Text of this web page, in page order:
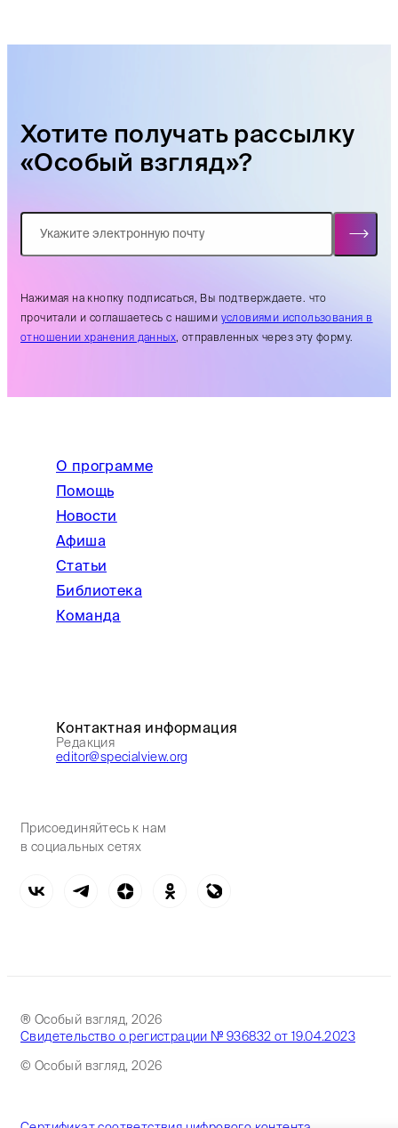
Хотите получать рассылку
«Особый взгляд»?
Нажимая на кнопку подписаться, Вы подтверждаете. что
прочитали и соглашаетесь с нашими условиями использования в
отношении хранения данных, отправленных через эту форму.
О программе
Помощь
Новости
Афиша
Статьи
Библиотека
Команда
Контактная информация
Редакция
editor@specialview.org
Присоединяйтесь к нам
в социальных сетях
® Особый взгляд, 2026
Свидетельство о регистрации № 936832 от 19.04.2023
© Особый взгляд, 2026